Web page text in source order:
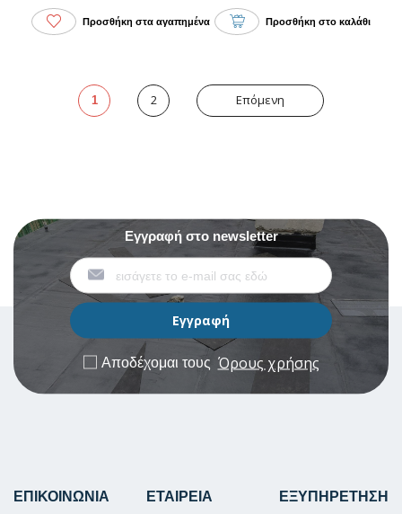
Προσθήκη στα αγαπημένα Προσθήκη στο καλάθι
1 2 Επόμενη
Εγγραφή στο newsletter
Αποδέχομαι τους Όρους χρήσης
ΕΠΙΚΟΙΝΩΝΙΑ ΕΤΑΙΡΕΙΑ
ΕΞΥΠΗΡΕΤΗΣΗ